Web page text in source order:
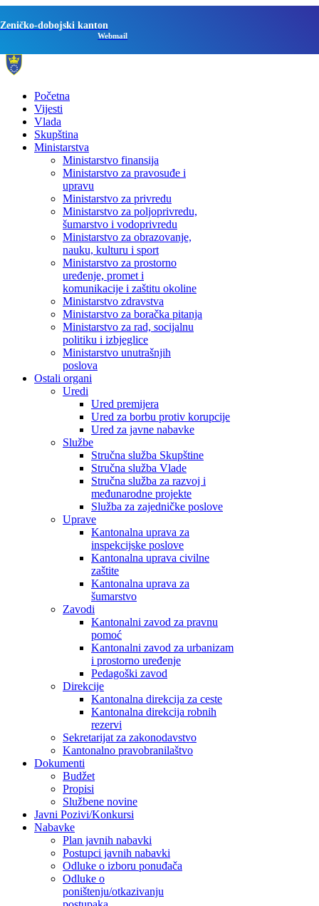
Zeničko-dobojski kanton
Webmail
Početna
Vijesti
Vlada
Skupština
Ministarstva
Ministarstvo finansija
Ministarstvo za pravosuđe i
upravu
Ministarstvo za privredu
Ministarstvo za poljoprivredu,
šumarstvo i vodoprivredu
Ministarstvo za obrazovanje,
nauku, kulturu i sport
Ministarstvo za prostorno
uređenje, promet i
komunikacije i zaštitu okoline
Ministarstvo zdravstva
Ministarstvo za boračka pitanja
Ministarstvo za rad, socijalnu
politiku i izbjeglice
Ministarstvo unutrašnjih
poslova
Ostali organi
Uredi
Ured premijera
Ured za borbu protiv korupcije
Ured za javne nabavke
Službe
Stručna služba Skupštine
Stručna služba Vlade
Stručna služba za razvoj i
međunarodne projekte
Služba za zajedničke poslove
Uprave
Kantonalna uprava za
inspekcijske poslove
Kantonalna uprava civilne
zaštite
Kantonalna uprava za
šumarstvo
Zavodi
Kantonalni zavod za pravnu
pomoć
Kantonalni zavod za urbanizam
i prostorno uređenje
Pedagoški zavod
Direkcije
Kantonalna direkcija za ceste
Kantonalna direkcija robnih
rezervi
Sekretarijat za zakonodavstvo
Kantonalno pravobranilaštvo
Dokumenti
Budžet
Propisi
Službene novine
Javni Pozivi/Konkursi
Nabavke
Plan javnih nabavki
Postupci javnih nabavki
Odluke o izboru ponuđača
Odluke o
poništenju/otkazivanju